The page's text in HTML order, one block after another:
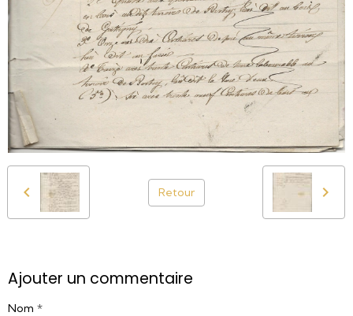
Retour
Ajouter un commentaire
Nom